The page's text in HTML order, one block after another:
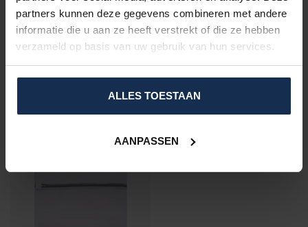
partners kunnen deze gegevens combineren met andere
informatie die u aan ze heeft verstrekt of die ze hebben
verzameld op basis van uw gebruik van hun services.
ALLES TOESTAAN
AANPASSEN
VRAGEN OVER DIT PRODUCT?
Of heeft u hulp nodig bij het bestelproces?
Neem dan contact op met één van onze
specialisten viasupport@comfort-producten.be
of 038 08 18 78